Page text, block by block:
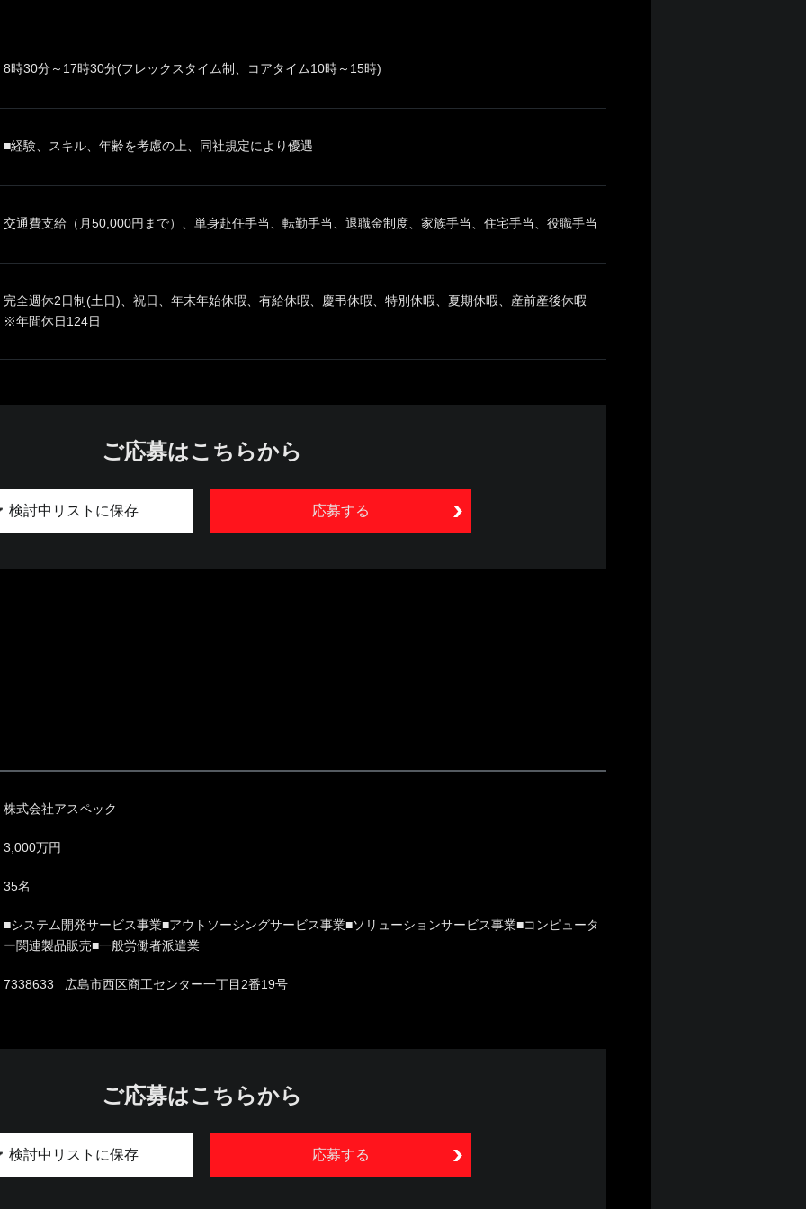
8時30分～17時30分(フレックスタイム制、コアタイム10時～15時)
■経験、スキル、年齢を考慮の上、同社規定により優遇
交通費支給（月50,000円まで）、単身赴任手当、転勤手当、退職金制度、家族手当、住宅手当、役職手当
完全週休2日制(土日)、祝日、年末年始休暇、有給休暇、慶弔休暇、特別休暇、夏期休暇、産前産後休暇
※年間休日124日
ご応募はこちらから
応募する
検討中リストに保存
株式会社アスペック
3,000万円
35名
■システム開発サービス事業■アウトソーシングサービス事業■ソリューションサービス事業■コンピュータ
ー関連製品販売■一般労働者派遣業
7338633 広島市西区商工センター一丁目2番19号
ご応募はこちらから
応募する
検討中リストに保存